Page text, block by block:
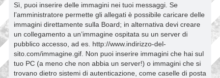
Sì, puoi inserire delle immagini nei tuoi messaggi. Se
l’amministratore permette gli allegati è possibile caricare delle
immagini direttamente sulla Board; in alternativa devi creare
un collegamento a un’immagine ospitata su un server di
pubblico accesso, ad es. http://www.indirizzo-del-
sito.com/immagine.gif. Non puoi inserire immagini che hai sul
tuo PC (a meno che non abbia un server!) o immagini che si
trovano dietro sistemi di autenticazione, come caselle di posta